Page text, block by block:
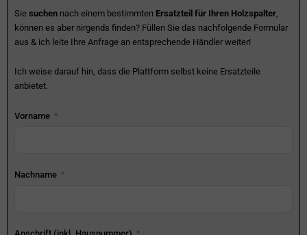
Sie suchen nach einem bestimmten Ersatzteil für Ihren Holzspalter
können es aber nirgends finden? Füllen Sie das nachfolgende Formular
aus & ich leite Ihre Anfrage an entsprechende Händler weiter!
Ich weise darauf hin, dass die Plattform selbst keine Ersatzteile
anbietet.
Vorname
Nachname